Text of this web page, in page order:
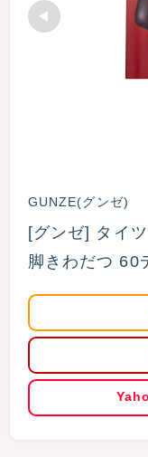
GUNZE(グンゼ)
[グンゼ] タイ
脚きわだつ 60